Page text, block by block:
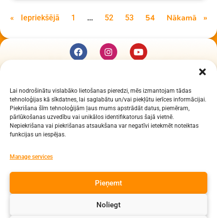
Lai nodrošinātu vislabāko lietošanas pieredzi, mēs izmantojam tādas
tehnoloģijas kā sīkdatnes, lai saglabātu un/vai piekļūtu ierīces informācijai.
Piekrišana šīm tehnoloģijām ļaus mums apstrādāt datus, piemēram,
pārlūkošanas uzvedību vai unikālos identifikatorus šajā vietnē.
Nepiekrišana vai piekrišanas atsaukšana var negatīvi ietekmēt noteiktas
funkcijas un iespējas.
Manage services
Pieņemt
Noliegt
« Iepriekšējā 1 … 52 53 54 Nākamā »
Daugavpils Zinātņu vidusskola
Raiņa iela 30, Daugavpils, LV-5401
Reģ. Nr. 2713903513 (IZM)
Daugavpils valstspilsētas pašvaldība 90000077325
tālr. Direktors: 65423030,
Lietvedis: 65421923